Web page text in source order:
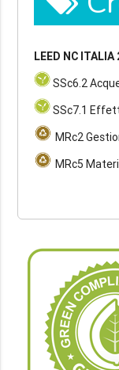
LEED NC ITALIA
SSc6.2
SSc7.1
MRc2
MRc5